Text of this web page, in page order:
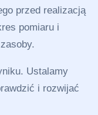
przed realizacją
pomiaru i
Ustalamy
i rozwijać